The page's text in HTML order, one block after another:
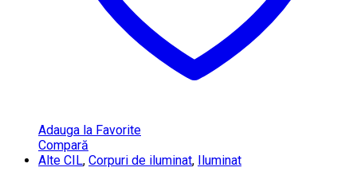
Adauga la Favorite
Compară
Alte CIL, Corpuri de iluminat, Iluminat